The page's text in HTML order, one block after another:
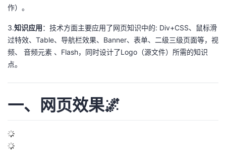
作）。
3.知识应用：技术方面主要应用了网页知识中的: Div+CSS、鼠标滑
过特效、Table、导航栏效果、Banner、表单、二级三级页面等，视
频、 音频元素 、Flash，同时设计了Logo（源文件）所需的知识
点。
一、网页效果🌌